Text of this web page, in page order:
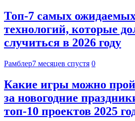
Топ-7 самых
технологий, которые
случиться в 2026 году
Рамблер7 месяцев спустя 0
Какие игры можно
за новогодние
топ-10 проектов 2025